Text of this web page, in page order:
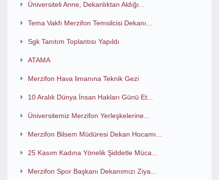
Üniversiteli Anne, Dekanlıktan Aldığı...
Tema Vakfı Merzifon Temsilcisi Dekanı...
Sgk Tanıtım Toplantısı Yapıldı
ATAMA
Merzifon Hava limanına Teknik Gezi
10 Aralık Dünya İnsan Hakları Günü Et...
Üniversitemiz Merzifon Yerleşkelerine...
Merzifon Bilsem Müdüresi Dekan Hocamı...
25 Kasım Kadına Yönelik Şiddetle Müca...
Merzifon Spor Başkanı Dekanımızı Ziya...